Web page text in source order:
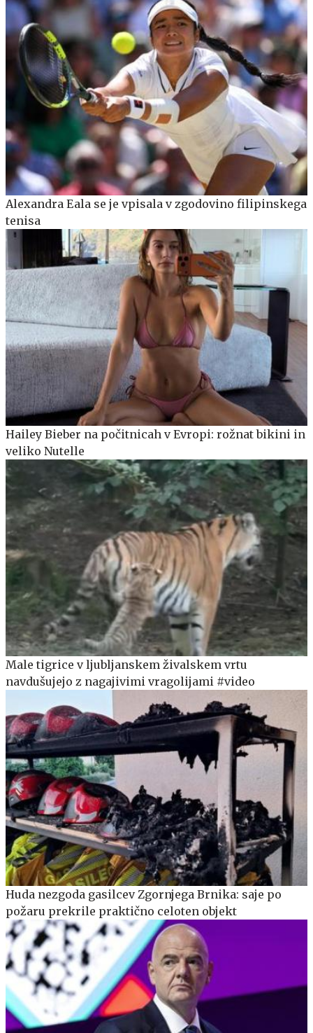
Alexandra Eala se je vpisala v zgodovino filipinskega
tenisa
Hailey Bieber na počitnicah v Evropi: rožnat bikini in
veliko Nutelle
Male tigrice v ljubljanskem živalskem vrtu
navdušujejo z nagajivimi vragolijami #video
Huda nezgoda gasilcev Zgornjega Brnika: saje po
požaru prekrile praktično celoten objekt